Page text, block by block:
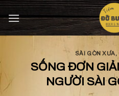
Skip
to
content
SÀI GÒN XƯA,
SỐNG ĐƠN
NGƯỜI SÀI